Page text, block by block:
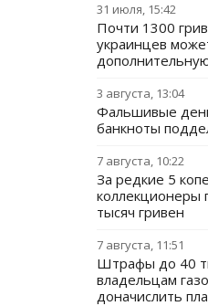
31 июля, 15:42
Почти 1300
украинцев
3 августа, 13:04
Фальшивые
банкноты
7 августа, 10:22
За редкие 5
коллекционеры
тысяч гривен
7 августа, 11:51
Штрафы до 40
владельцам
доначислить